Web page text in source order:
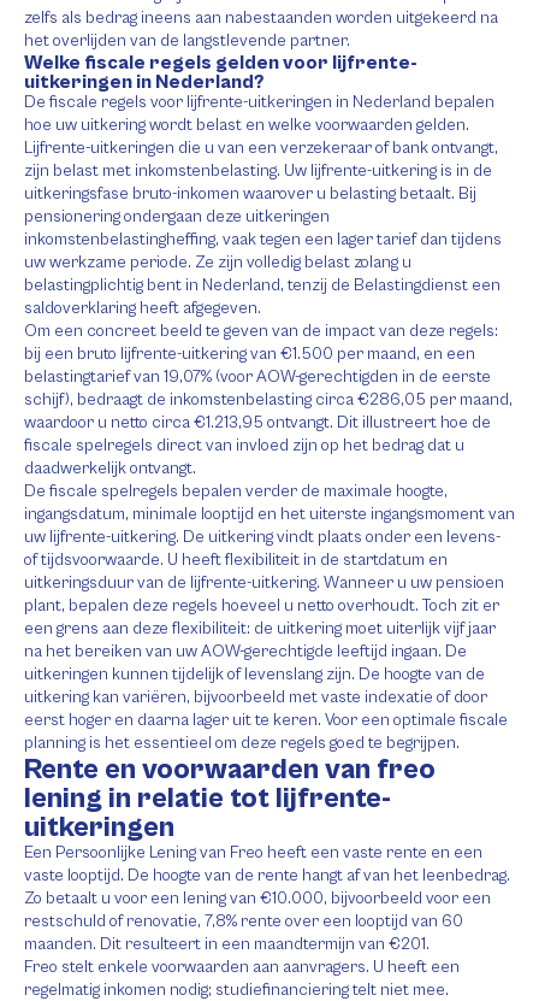
zelfs als bedrag ineens aan nabestaanden worden uitgekeerd na
het overlijden van de langstlevende partner.
Welke fiscale regels gelden voor lijfrente-
uitkeringen in Nederland?
De fiscale regels voor lijfrente-uitkeringen in Nederland bepalen
hoe uw uitkering wordt belast en welke voorwaarden gelden.
Lijfrente-uitkeringen die u van een verzekeraar of bank ontvangt,
zijn belast met inkomstenbelasting. Uw lijfrente-uitkering is in de
uitkeringsfase bruto-inkomen waarover u belasting betaalt. Bij
pensionering ondergaan deze uitkeringen
inkomstenbelastingheffing, vaak tegen een lager tarief dan tijdens
uw werkzame periode. Ze zijn volledig belast zolang u
belastingplichtig bent in Nederland, tenzij de Belastingdienst een
saldoverklaring heeft afgegeven.
Om een concreet beeld te geven van de impact van deze regels:
bij een bruto lijfrente-uitkering van €1.500 per maand, en een
belastingtarief van 19,07% (voor AOW-gerechtigden in de eerste
schijf), bedraagt de inkomstenbelasting circa €286,05 per maand,
waardoor u netto circa €1.213,95 ontvangt. Dit illustreert hoe de
fiscale spelregels direct van invloed zijn op het bedrag dat u
daadwerkelijk ontvangt.
De fiscale spelregels bepalen verder de maximale hoogte,
ingangsdatum, minimale looptijd en het uiterste ingangsmoment van
uw lijfrente-uitkering. De uitkering vindt plaats onder een levens-
of tijdsvoorwaarde. U heeft flexibiliteit in de startdatum en
uitkeringsduur van de lijfrente-uitkering. Wanneer u uw pensioen
plant, bepalen deze regels hoeveel u netto overhoudt. Toch zit er
een grens aan deze flexibiliteit: de uitkering moet uiterlijk vijf jaar
na het bereiken van uw AOW-gerechtigde leeftijd ingaan. De
uitkeringen kunnen tijdelijk of levenslang zijn. De hoogte van de
uitkering kan variëren, bijvoorbeeld met vaste indexatie of door
eerst hoger en daarna lager uit te keren. Voor een optimale fiscale
planning is het essentieel om deze regels goed te begrijpen.
Rente en voorwaarden van freo
lening in relatie tot lijfrente-
uitkeringen
Een Persoonlijke Lening van Freo heeft een vaste rente en een
vaste looptijd. De hoogte van de rente hangt af van het leenbedrag.
Zo betaalt u voor een lening van €10.000, bijvoorbeeld voor een
restschuld of renovatie, 7,8% rente over een looptijd van 60
maanden. Dit resulteert in een maandtermijn van €201.
Freo stelt enkele voorwaarden aan aanvragers. U heeft een
regelmatig inkomen nodig; studiefinanciering telt niet mee.